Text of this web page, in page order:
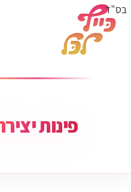
פינות
בס"ד